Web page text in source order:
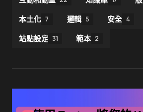
本土化 7 邏輯 5 安全 4
站點設定 31 範本 2